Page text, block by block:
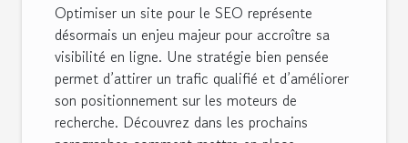
Optimiser un site pour le SEO représente
désormais un enjeu majeur pour accroître sa
visibilité en ligne. Une stratégie bien pensée
permet d’attirer un trafic qualifié et d’améliorer
son positionnement sur les moteurs de
recherche. Découvrez dans les prochains